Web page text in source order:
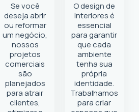
Se você
deseja abrir
ou reformar
um negócio,
nossos
projetos
comerciais
são
planejados
para atrair
clientes,
O design de
interiores é
essencial
para garantir
que cada
ambiente
tenha sua
própria
identidade.
Trabalhamos
para criar